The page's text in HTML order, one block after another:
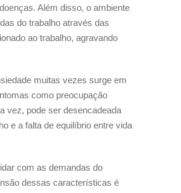
Além disso, o ambiente
do trabalho através das
ao trabalho, agravando
muitas vezes surge em
como preocupação
vez, pode ser desencadeada
e a falta de equilíbrio entre vida
com as demandas do
dessas características é